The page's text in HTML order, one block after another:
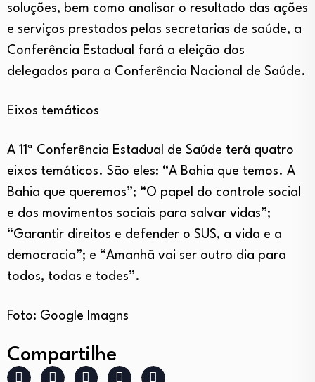
soluções, bem como analisar o resultado das ações
e serviços prestados pelas secretarias de saúde, a
Conferência Estadual fará a eleição dos
delegados para a Conferência Nacional de Saúde.
Eixos temáticos
A 11ª Conferência Estadual de Saúde terá quatro
eixos temáticos. São eles: “A Bahia que temos. A
Bahia que queremos”; “O papel do controle social
e dos movimentos sociais para salvar vidas”;
“Garantir direitos e defender o SUS, a vida e a
democracia”; e “Amanhã vai ser outro dia para
todos, todas e todes”.
Foto: Google Imagns
Compartilhe